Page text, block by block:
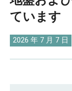
ています
2026 年 7 月 7 日
O‘zbekcha